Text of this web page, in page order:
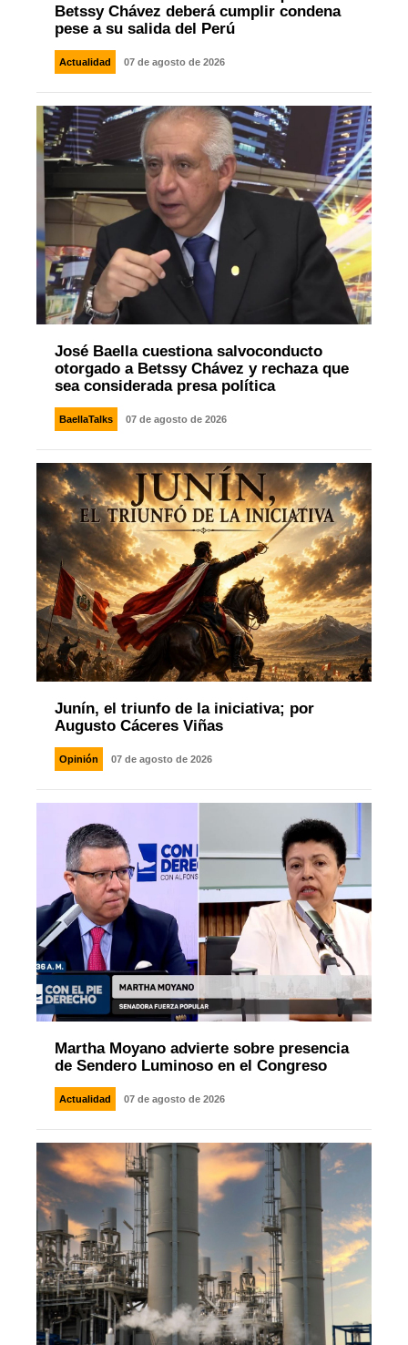
Betssy Chávez deberá cumplir condena
pese a su salida del Perú
Actualidad 07 de agosto de 2026
José Baella cuestiona salvoconducto
otorgado a Betssy Chávez y rechaza que
sea considerada presa política
BaellaTalks 07 de agosto de 2026
Junín, el triunfo de la iniciativa; por
Augusto Cáceres Viñas
Opinión 07 de agosto de 2026
Martha Moyano advierte sobre presencia
de Sendero Luminoso en el Congreso
Actualidad 07 de agosto de 2026